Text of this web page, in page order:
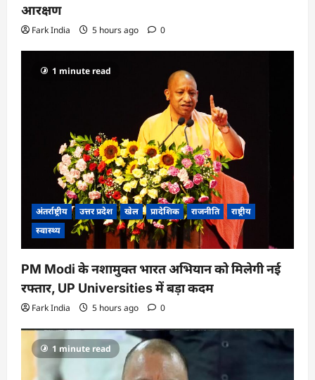
आरक्षण
Fark India 5 hours ago 0
1 minute read
अंतर्राष्ट्रीय उत्तर प्रदेश खेल प्रादेशिक राजनीति
राष्ट्रीय
स्वास्थ्य
PM Modi के नशामुक्त भारत अभियान को मिलेगी नई
रफ्तार, UP Universities में बड़ा कदम
Fark India 5 hours ago 0
1 minute read